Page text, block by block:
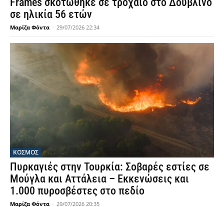
σε ηλικία 56 ετών
Μαρίζα Φόντα - 29/07/2026 22:34
ΚΟΣΜΟΣ
Πυρκαγιές στην Τουρκία: Σοβαρές εστίες σε
Μούγλα και Αττάλεια – Εκκενώσεις και
1.000 πυροσβέστες στο πεδίο
Μαρίζα Φόντα - 29/07/2026 20:35